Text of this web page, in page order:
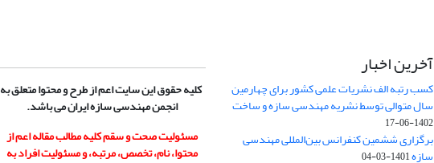
آخرین اخبار
کسب رتبه الف نشریات علمی کشور برای چهارمین
سال متوالی توسط نشریه مهندسی سازه و ساخت
1402-06-17
برگزاری ششمین کنفرانس بین‌المللی مهندسی
سازه1401-03-04
کلیه حقوق این سایت اعم از طرح و محتوا متعلق به
انجمن مهندسی سازه ایران می باشد.
مسئولیت صحت و سقم کلیه مطالب مقاله اعم از
محتوا، نام، تخصص، مرتبه، و مسئولیت افراد به